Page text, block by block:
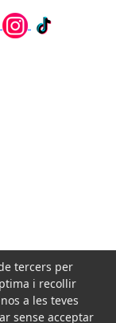
tercers per
i recollir
a les teves
sense acceptar